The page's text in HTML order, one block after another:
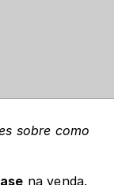
sobre como
na venda.